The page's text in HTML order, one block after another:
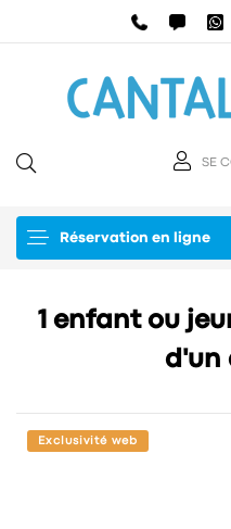
SE
Réservation en ligne
1 enfant ou
d'un
Exclusivité web